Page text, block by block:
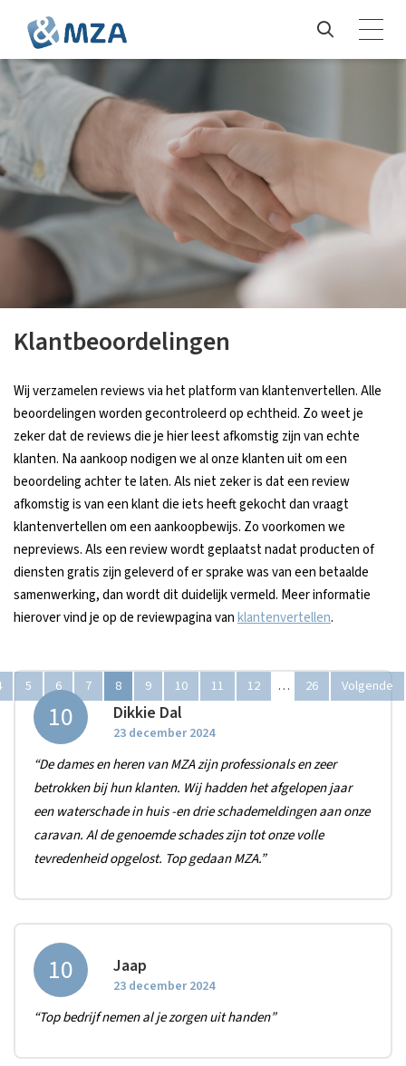
Klantbeoordelingen
Wij verzamelen reviews via het platform van klantenvertellen. Alle
beoordelingen worden gecontroleerd op echtheid. Zo weet je
zeker dat de reviews die je hier leest afkomstig zijn van echte
klanten. Na aankoop nodigen we al onze klanten uit om een
beoordeling achter te laten. Als niet zeker is dat een review
afkomstig is van een klant die iets heeft gekocht dan vraagt
klantenvertellen om een aankoopbewijs. Zo voorkomen we
nepreviews. Als een review wordt geplaatst nadat producten of
diensten gratis zijn geleverd of er sprake was van een betaalde
samenwerking, dan wordt dit duidelijk vermeld. Meer informatie
hierover vind je op de reviewpagina vanklantenvertellen.
10 Dikkie Dal
23 december 2024
“De dames en heren van MZA zijn professionals en zeer
betrokken bij hun klanten. Wij hadden het afgelopen jaar
een waterschade in huis -en drie schademeldingen aan onze
caravan. Al de genoemde schades zijn tot onze volle
tevredenheid opgelost. Top gedaan MZA.”
10 Jaap
23 december 2024
“Top bedrijf nemen al je zorgen uit handen”
5 6 7 8 9 10 11 12 … 26 Volgende